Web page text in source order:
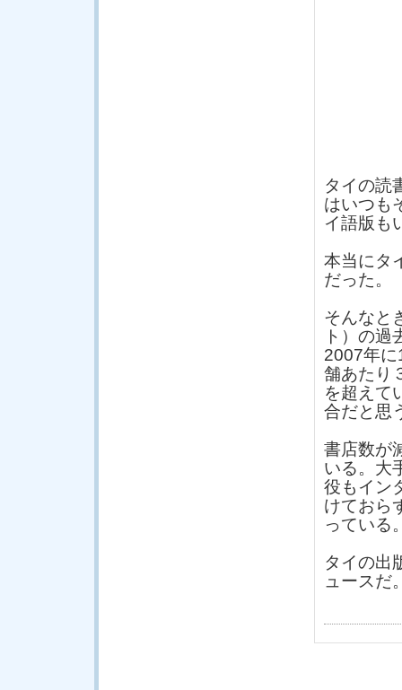
タイの読
はいつも
イ語版も
本当にタ
だった。
そんなと
ト）の過
2007年に
舗あたり
を超えて
合だと思
書店数が
いる。大
役もイン
けておら
っている
タイの出
ュースだ